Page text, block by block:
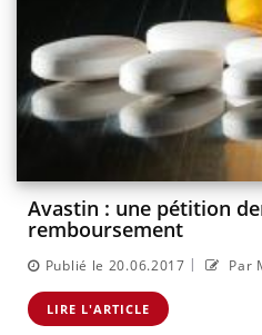
Avastin : une pétition
remboursement
Publié le 20.06.2017 | Par
LIRE L'ARTICLE